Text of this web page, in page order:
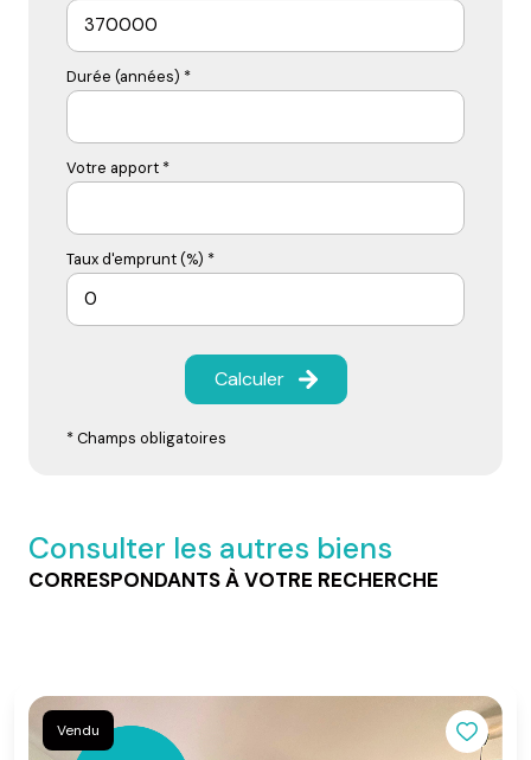
Durée (années) *
Votre apport *
Taux d'emprunt (%) *
Calculer
* Champs obligatoires
Consulter les autres biens
CORRESPONDANTS À VOTRE RECHERCHE
Vendu